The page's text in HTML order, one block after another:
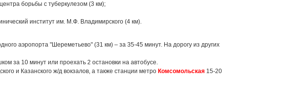
борьбы с туберкулезом (3 км);
институт им. М.Ф. Владимирского (4 км).
аэропорта "Шереметьево" (31 км) – за 35-45 минут. На дорогу из других
за 10 минут или проехать 2 остановки на автобусе.
и Казанского ж/д вокзалов, а также станции метро Комсомольская 15-20